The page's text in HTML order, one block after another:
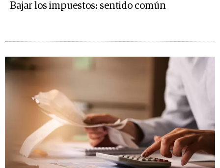
Bajar los impuestos: sentido común